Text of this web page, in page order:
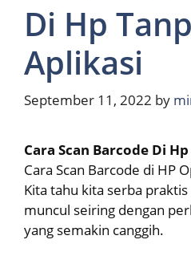
Di Hp
Aplikasi
September 11, 2022 by
Cara Scan Barcode Di
Cara Scan Barcode di HP
Kita tahu kita serba
muncul seiring dengan
yang semakin canggih.